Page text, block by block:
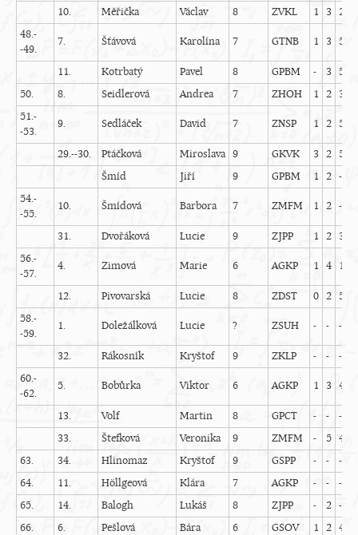
10. Měřička Václav 8 ZVKL 1 3 2
48.-
-49.
7. Šťávová Karolína 7 GTNB 1 3 5
11. Kotrbatý Pavel 8 GPBM - 3 5
50.
8. Seidlerová Andrea 7 ZHOH 1 2 3
51.-
-53.
9. Sedláček David 7 ZNSP 1 2 5
29.--30. Ptáčková Miroslava 9 GKVK 3 2 5
Šmíd
Jiří 9 GPBM 1 2 -
54.-
-55.
10. Šmídová Barbora 7 ZMFM 1 2 -
31. Dvořáková Lucie 9 ZJPP 1 2 3
56.-
-57.
4. Zimová Marie 6 AGKP 1 4 1
12. Pivovarská Lucie 8 ZDST 0 2 5
58.-
-59.
1. Doležálková Lucie ? ZSUH - - -
32. Rákosník Kryštof 9 ZKLP - - -
60.-
-62.
5. Bobůrka Viktor 6 AGKP 1 3 4
13. Volf Martin 8 GPCT - - -
33.
Štefková Veronika 9 ZMFM - 5 4
63.
34. Hlinomaz Kryštof 9 GSPP - - -
64.
11. Höllgeová Klára 7 AGKP - - -
65.
14. Balogh Lukáš 8 ZJPP - 2 -
66.
6. Pešlová Bára 6 GSOV 1 2 4